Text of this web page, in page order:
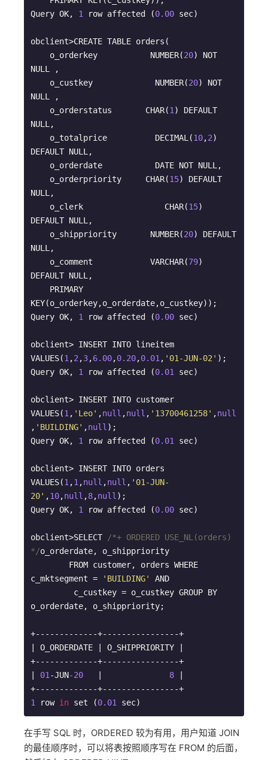
Query OK, 1 row affected (0.00 sec)
obclient>CREATE TABLE orders(
    o_orderkey           NUMBER(
20) NOT
NULL ,
    o_custkey             NUMBER(
20) NOT
NULL ,
    o_orderstatus       CHAR(
1 ) DEFAULT
NULL,
    o_totalprice          DECIMAL(
10,2)
DEFAULT NULL,
    o_orderpriority     CHAR(
15) DEFAULT
NULL,
    o_clerk                 CHAR(
15)
DEFAULT NULL,
    o_shippriority       NUMBER(
20) DEFAULT
NULL,
    o_comment            VARCHAR(
79)
DEFAULT NULL,
KEY(o_orderkey,o_orderdate,o_custkey));
Query OK, 1 row affected (0.00 sec)
obclient> INSERT INTO lineitem
VALUES(1 ,2 ,3,6.00,0.20,0.01 , '01-JUN-02' );
Query OK, 1 row affected (0.01 sec)
obclient> INSERT INTO customer
VALUES(1 , 'Leo' ,null ,null , '13700461258' ,null
, 'BUILDING' ,null );
Query OK, 1 row affected (0.01 sec)
obclient> INSERT INTO orders
VALUES(1 ,1 ,null ,null , '01-JUN-
20' ,10,null ,8,null );
Query OK, 1 row affected (0.00 sec)
obclient>SELECT /*+ ORDERED USE_NL(orders)
*/o_orderdate, o_shippriority
c_mktsegment =
'BUILDING'
AND
o_orderdate, o_shippriority;
+-------------+----------------+
| O_ORDERDATE | O_SHIPPRIORITY |
+-------------+----------------+
01 -JUN-20 8
1
row in set (0.01 sec)
在手写 SQL 时，ORDERED 较为有用，用户知道 JOIN
的最佳顺序时，可以将表按照顺序写在 FROM 的后面，